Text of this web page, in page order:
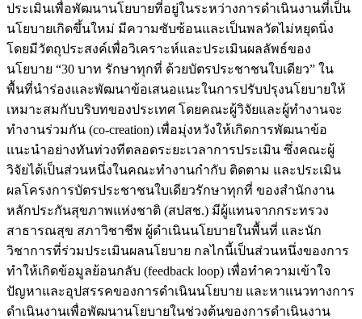
ประเมินเพื่อพัฒนานโยบายที่อยู่ในระหว่างการดำเนินงานที่เป็น
นโยบายเกิดขึ้นใหม่ มีความซับซ้อนและเป็นพลวัตไม่หยุดนิ่ง
โดยมีวัตถุประสงค์เพื่อวิเคราะห์และประเมินผลลัพธ์ของ
นโยบาย “30 บาท รักษาทุกที่ ด้วยบัตรประชาชนใบเดียว” ใน
พื้นที่นำร่องและพัฒนาข้อเสนอแนะในการปรับปรุงนโยบายให้
เหมาะสมกับบริบทของประเทศ โดยคณะผู้วิจัยและผู้ทำงานจะ
ทำงานร่วมกัน (co-creation) เพื่อมุ่งหวังให้เกิดการพัฒนาข้อ
แนะนำอย่างทันท่วงทีตลอดระยะเวลาการประเมิน ซึ่งคณะผู้
วิจัยได้เป็นส่วนหนึ่งในคณะทำงานกำกับ ติดตาม และประเมิน
ผลโครงการบัตรประชาชนใบเดียวรักษาทุกที่ ของสำนักงาน
หลักประกันสุขภาพแห่งชาติ (สปสช.) มีผู้แทนจากกระทรวง
สาธารณสุข สภาวิชาชีพ ผู้ดำเนินนโยบายในพื้นที่ และนัก
วิชาการที่ร่วมประเมินผลนโยบาย กลไกนี้เป็นส่วนหนึ่งของการ
ทำให้เกิดข้อมูลย้อนกลับ (feedback loop) เพื่อทำความเข้าใจ
ปัญหาและอุปสรรคของการดำเนินนโยบาย และหาแนวทางการ
ดำเนินงานเพื่อพัฒนานโยบายในช่วงต้นของการดำเนินงาน